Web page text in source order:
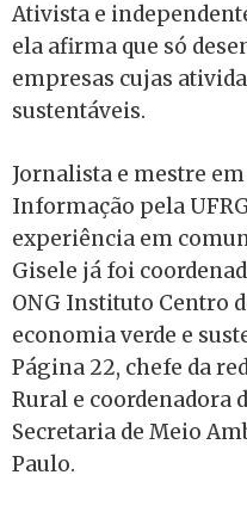
Ativista e
ela afirma que só
empresas cujas
sustentáveis.
Jornalista e mestre
Informação pela
experiência em
Gisele já foi
ONG Instituto Centro
economia verde e
Página 22, chefe da
Rural e coordenadora
Secretaria de Meio
Paulo.